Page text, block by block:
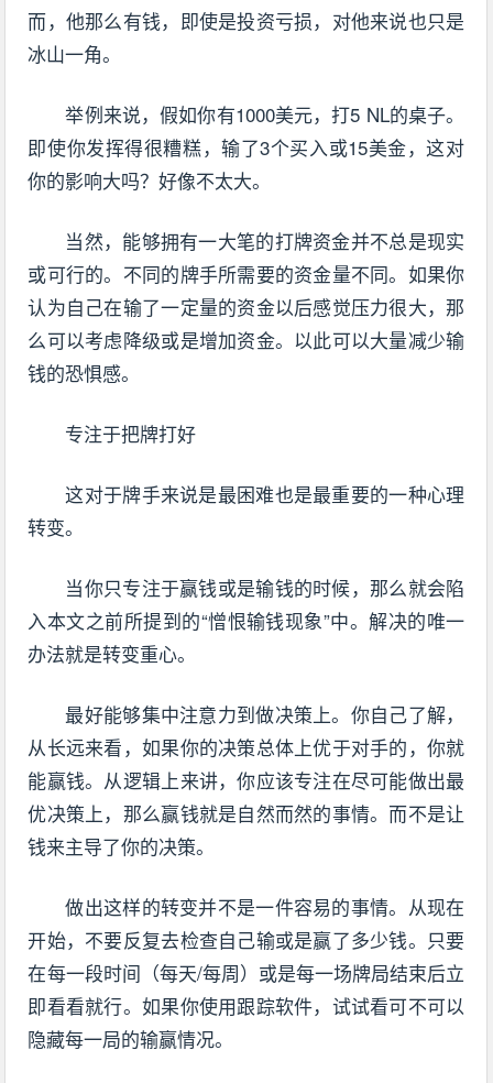
而，他那么有钱，即使是投资亏损，对他来说也只是
冰山一角。
举例来说，假如你有1000美元，打5 NL的桌子。
即使你发挥得很糟糕，输了3个买入或15美金，这对
你的影响大吗？好像不太大。
当然，能够拥有一大笔的打牌资金并不总是现实
或可行的。不同的牌手所需要的资金量不同。如果你
认为自己在输了一定量的资金以后感觉压力很大，那
么可以考虑降级或是增加资金。以此可以大量减少输
钱的恐惧感。
专注于把牌打好
这对于牌手来说是最困难也是最重要的一种心理
转变。
当你只专注于赢钱或是输钱的时候，那么就会陷
入本文之前所提到的“憎恨输钱现象”中。解决的唯一
办法就是转变重心。
最好能够集中注意力到做决策上。你自己了解，
从长远来看，如果你的决策总体上优于对手的，你就
能赢钱。从逻辑上来讲，你应该专注在尽可能做出最
优决策上，那么赢钱就是自然而然的事情。而不是让
钱来主导了你的决策。
做出这样的转变并不是一件容易的事情。从现在
开始，不要反复去检查自己输或是赢了多少钱。只要
在每一段时间（每天/每周）或是每一场牌局结束后立
即看看就行。如果你使用跟踪软件，试试看可不可以
隐藏每一局的输赢情况。